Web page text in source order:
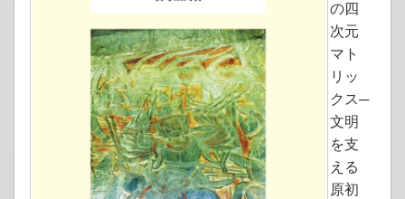
の四
次元
マト
リッ
クス─
文明
を支
える
原初